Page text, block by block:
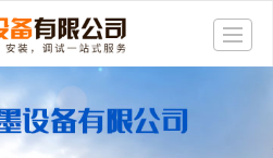
很遗憾，因您的浏览器版本过低导致无法获得最佳浏览体验，推荐下载安装谷歌浏览器！